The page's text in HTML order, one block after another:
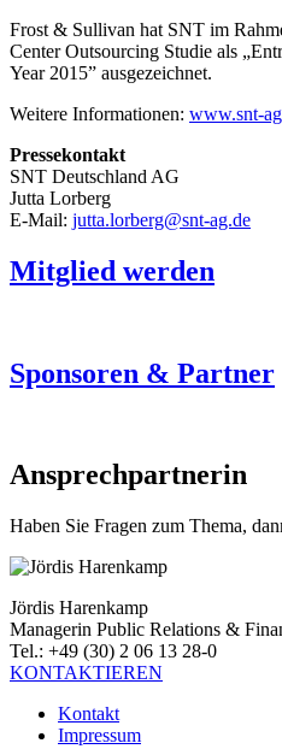
Frost & Sullivan hat SNT im
Center Outsourcing Studie als
Year 2015” ausgezeichnet.
Weitere Informationen: www.snt-
Pressekontakt
SNT Deutschland AG
Jutta Lorberg
E-Mail: jutta.lorberg@snt-ag.de
Mitglied werden
Sponsoren & Partner
Ansprechpartnerin
Haben Sie Fragen zum Thema,
Jördis Harenkamp
Managerin Public Relations &
Tel.: +49 (30) 2 06 13 28-0
KONTAKTIEREN
Kontakt
Impressum